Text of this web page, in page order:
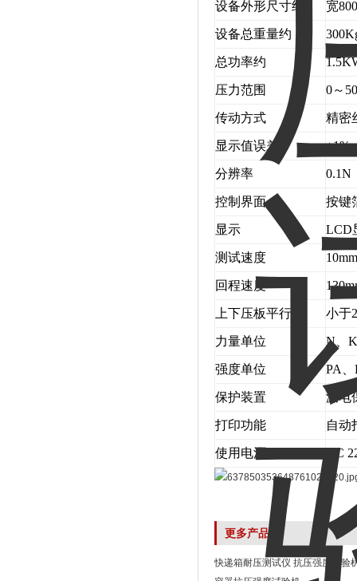
设备外形尺寸约 宽
设备总重量约
总功率约
压力范围 0～
传动方式 精密
显示值误差 ±1%
分辨率 0.1N
控制界面 按键
显示 LCD
测试速度
回程速度
上下压板平行度 小于
力量单位 N、
强度单位 PA
保护装置 漏电
打印功能 自动
使用电源 AC
更多产品
快递箱耐压测试仪 抗压强度试验